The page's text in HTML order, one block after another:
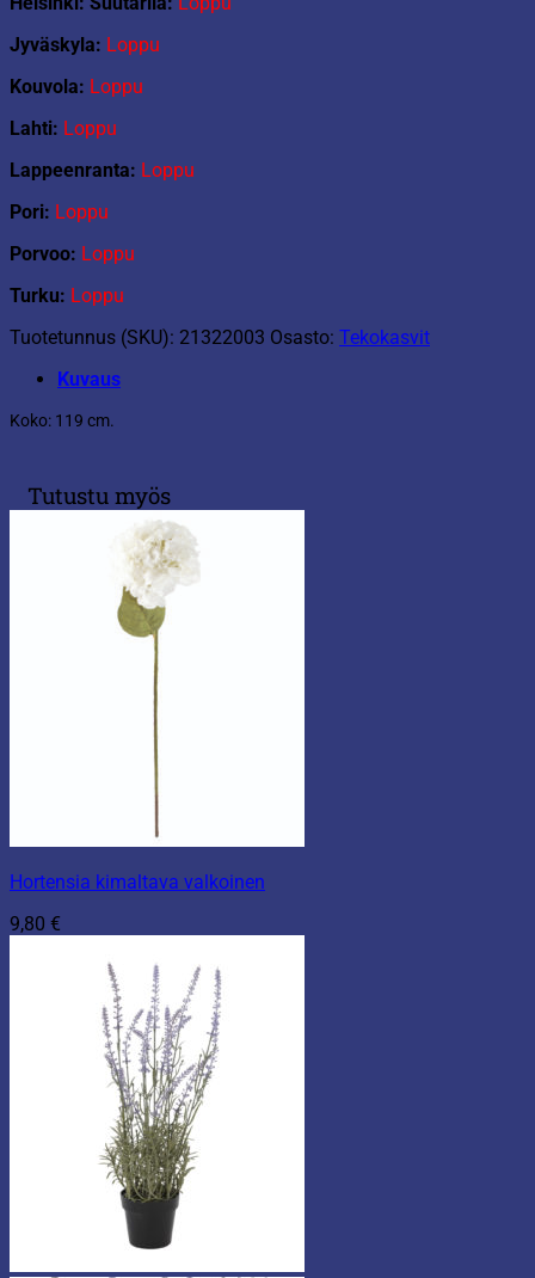
Jyväskyla: Loppu
Kouvola: Loppu
Lahti: Loppu
Lappeenranta: Loppu
Pori: Loppu
Porvoo: Loppu
Turku: Loppu
Tuotetunnus (SKU): 21322003 Osasto: Tekokasvit
Kuvaus
Koko: 119 cm.
Tutustu myös
Hortensia kimaltava valkoinen
9,80 €